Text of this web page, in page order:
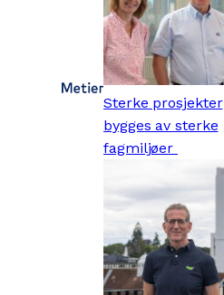
Sterke prosjekter
bygges av sterke
fagmiljøer